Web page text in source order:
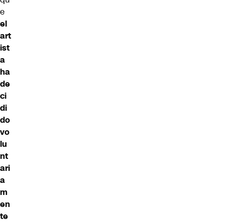
e
el
art
ist
a
ha
de
ci
di
do
vo
lu
nt
ari
a
m
en
te